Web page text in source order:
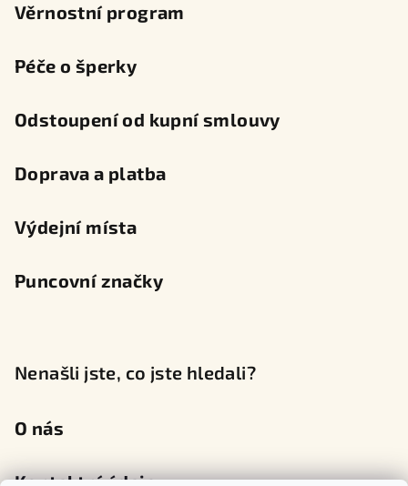
Věrnostní program
Péče o šperky
Odstoupení od kupní smlouvy
Doprava a platba
Výdejní místa
Puncovní značky
Nenašli jste, co jste hledali?
O nás
Kontaktní údaje